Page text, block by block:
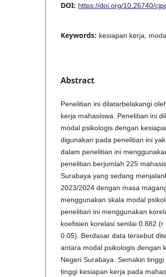
DOI: https://doi.org/10.26740/
Keywords: kesiapan kerja,
Abstract
Penelitian ini dilatarbelakangi
kerja mahasiswa. Penelitian ini
modal psikologis dengan
digunakan pada penelitian ini
dalam penelitian ini
penelitian berjumlah 225
Surabaya yang sedang
2023/2024 dengan masa
menggunakan skala modal
penelitian ini menggunakan
koefisien korelasi senilai 0.882
0.05). Berdasar data tersebut
antara modal psikologis dengan
Negeri Surabaya. Semakin
tinggi kesiapan kerja pada